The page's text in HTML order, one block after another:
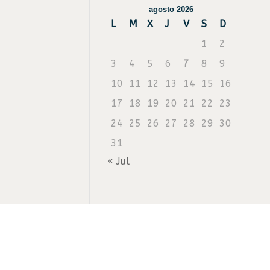
agosto 2026
L M X J V S
D
1
2
3
4 5 6 7 8
9
10
11 12 13 14 15
16
17
18 19 20 21 22
23
24
25 26 27 28 29
30
31
« Jul